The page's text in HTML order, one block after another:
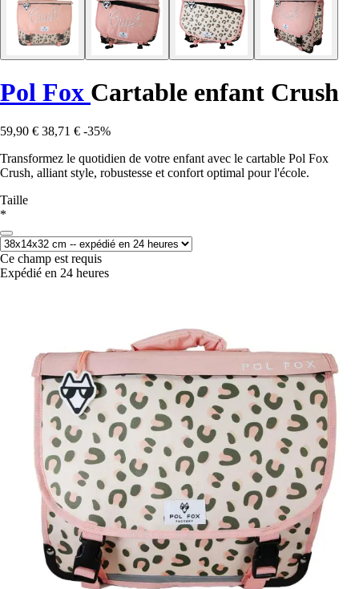
Pol Fox Cartable enfant Crush
59,90 € 38,71 € -35%
Transformez le quotidien de votre enfant avec le cartable Pol Fox
Crush, alliant style, robustesse et confort optimal pour l'école.
Taille
*
Ce champ est requis
Expédié en 24 heures